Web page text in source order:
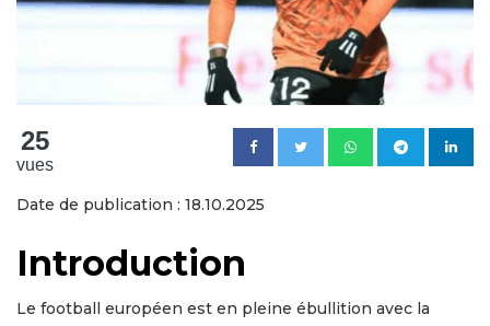
25
vues
Date de publication : 18.10.2025
Introduction
Le football européen est en pleine ébullition avec la